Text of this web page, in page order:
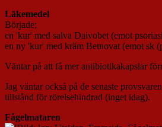
Läkemedel
Började;
en 'kur' med salva Daivobet (emot
en ny 'kur' med kräm Betnovat (emot sk
Väntar på att få mer antibiotikakapslar
Jag väntar också på de senaste
tillstånd för rörelsehindrad (inget idag).
Fågelmataren